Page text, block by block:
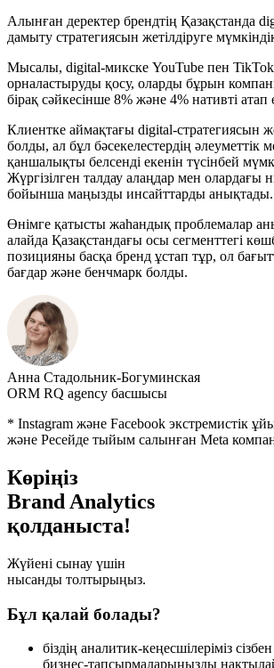
Алынған деректер брендтің Қазақстанда
дамыту стратегиясын жетілдіруге
Мысалы, digital-микске YouTube пен TikTok
орналастыруды қосу, оларды бұрын
бірақ сәйкесінше 8% және 4% нативті атап
Клиентке аймақтағы digital-стратегиясын
болды, ал бұл бәсекелестердің әлеуметтік
қаншалықты белсенді екенін түсінбей
Жүргізілген талдау алаңдар мен олардағы
бойынша маңызды инсайттарды анықтады.
Өнімге қатысты жаһандық проблемалар
алайда Қазақстандағы осы сегменттегі
позицияны басқа бренд ұстап тұр, ол
бағдар және бенчмарк болды.
Анна Стадольник-Богуминская
ORM RQ agency басшысы
* Instagram және Facebook экстремистік
және Ресейде тыйым салынған Meta
Көріңіз
Brand Analytics
қолданыста!
Жүйені сынау үшін
нысанды толтырыңыз.
Бұл қалай болады?
біздің аналитик-кеңесшілеріміз
бизнес-тапсырмаларыңызды